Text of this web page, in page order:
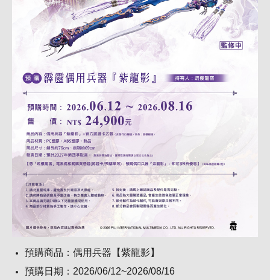
預購商品：偶用兵器【紫龍影】
預購日期：2026/06/12~2026/08/16